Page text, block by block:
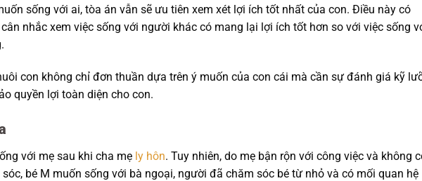
sống với ai, tòa án vẫn sẽ ưu tiên xem xét lợi ích tốt nhất của con. Điều này có
nhắc xem việc sống với người khác có mang lại lợi ích tốt hơn so với việc sống
con không chỉ đơn thuần dựa trên ý muốn của con cái mà cần sự đánh giá kỹ
quyền lợi toàn diện cho con.
với mẹ sau khi cha mẹ ly hôn. Tuy nhiên, do mẹ bận rộn với công việc và không
bé M muốn sống với bà ngoại, người đã chăm sóc bé từ nhỏ và có mối quan hệ